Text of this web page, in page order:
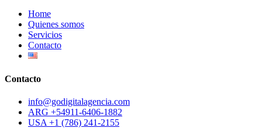
Home
Quienes somos
Servicios
Contacto
Contacto
info@godigitalagencia.com
ARG +54911-6406-1882
USA +1 (786) 241-2155